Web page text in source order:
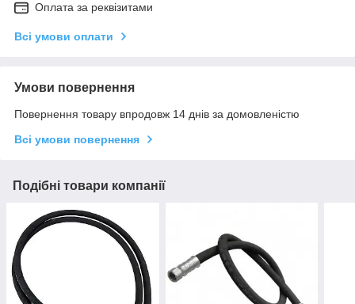
Оплата за реквізитами
Всі умови оплати
Умови повернення
Повернення товару впродовж 14 днів за домовленістю
Всі умови повернення
Подібні товари компанії